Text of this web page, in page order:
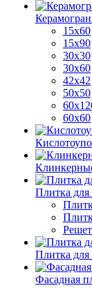
15х60
15x90
30х30
30х60
42х42
50х50
60х60
Плитка для
Плитка для
Фасадная